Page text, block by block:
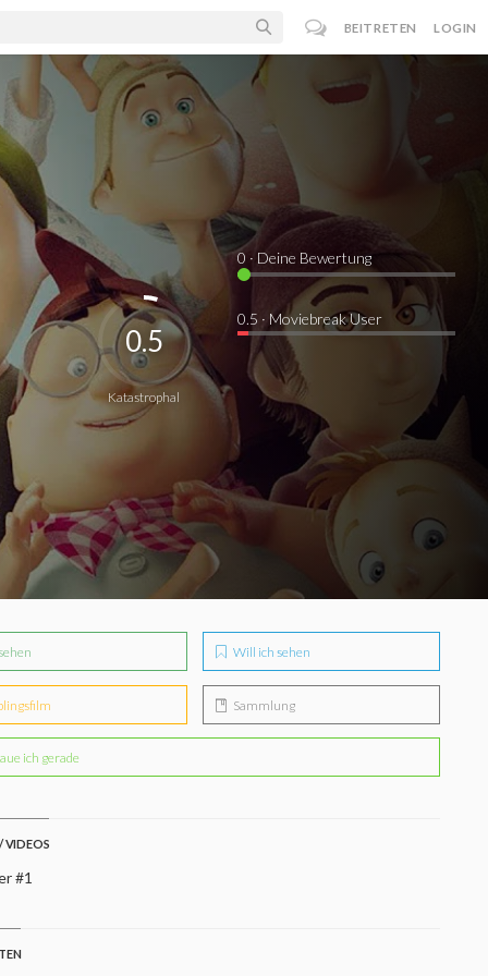
BEITRETEN LOGIN
Katastrophal
0.5
0 · Deine Bewertung
0.5 · Moviebreak User
Will ich sehen
Sammlung
ich gerade
VIDEOS
#1